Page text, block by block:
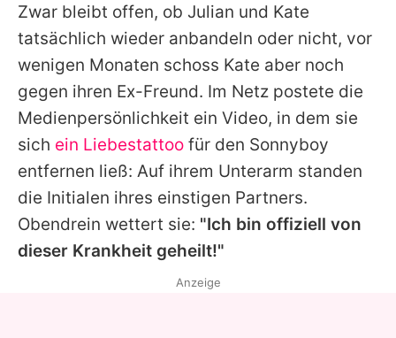
Zwar bleibt offen, ob Julian und Kate
tatsächlich wieder anbandeln oder nicht, vor
wenigen Monaten schoss Kate aber noch
gegen ihren Ex-Freund. Im Netz postete die
Medienpersönlichkeit ein Video, in dem sie
sich ein Liebestattoo für den Sonnyboy
entfernen ließ: Auf ihrem Unterarm standen
die Initialen ihres einstigen Partners.
Obendrein wettert sie: "Ich bin offiziell von
dieser Krankheit geheilt!"
Anzeige